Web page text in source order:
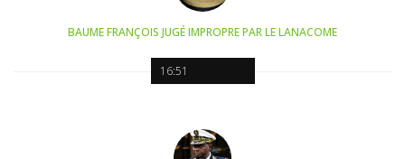
16:51
BAUME FRANÇOIS JUGÉ IMPROPRE PAR LE LANACOME